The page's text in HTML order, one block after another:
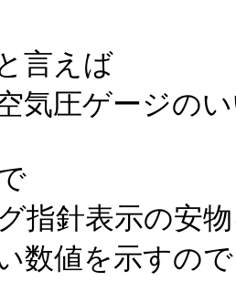
言えば
気圧ゲージの
指針表示の安
数値を示すので